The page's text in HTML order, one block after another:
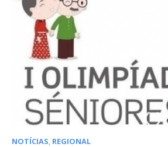
NOTÍCIAS, REGIONAL